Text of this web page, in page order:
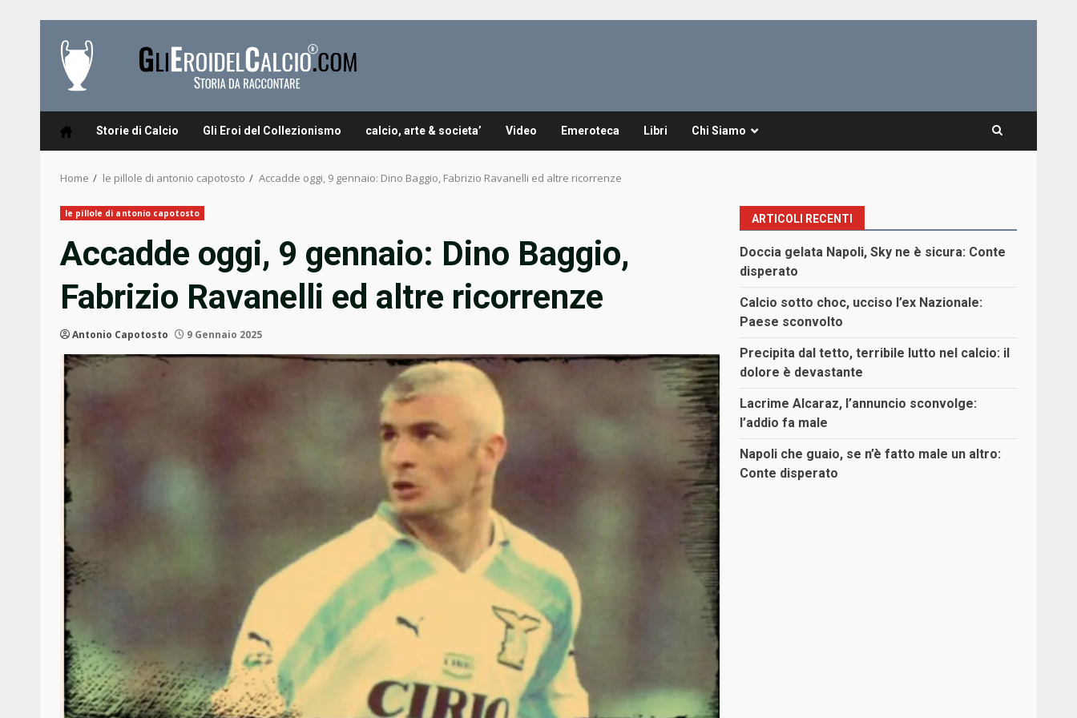
content
Storie di Calcio Gli Eroi del Collezionismo calcio, arte & societa’ Video Emeroteca Libri Chi Siamo
Home le pillole di antonio capotosto Accadde oggi, 9 gennaio: Dino Baggio, Fabrizio Ravanelli ed altre ricorrenze
le pillole di antonio capotosto
Accadde oggi, 9 gennaio: Dino Baggio,
Fabrizio Ravanelli ed altre ricorrenze
Antonio Capotosto 9 Gennaio 2025
ARTICOLI RECENTI
Doccia gelata Napoli, Sky ne è sicura: Conte
disperato
Calcio sotto choc, ucciso l’ex Nazionale:
Paese sconvolto
Precipita dal tetto, terribile lutto nel calcio: il
dolore è devastante
Lacrime Alcaraz, l’annuncio sconvolge:
l’addio fa male
Napoli che guaio, se n’è fatto male un altro:
Conte disperato